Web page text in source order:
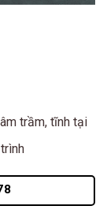
trầm, tĩnh tại